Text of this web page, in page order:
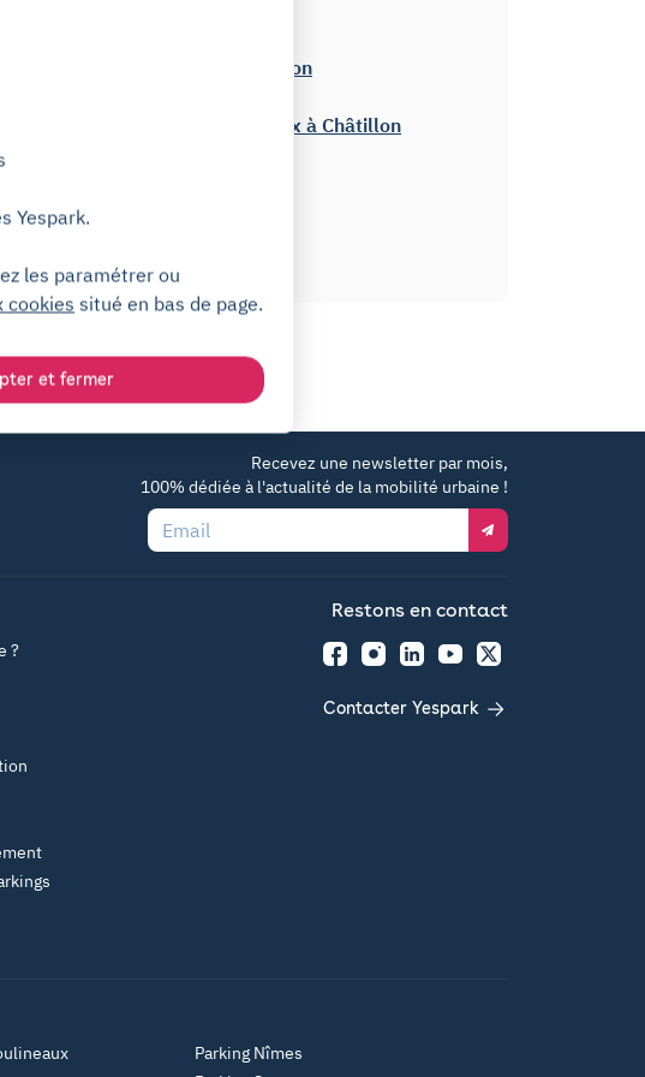
Monuments à Châtillon
Centres commerciaux à Châtillon
Recevez une newsletter par mois,
100% dédiée à l'actualité de la mobilité urbaine !
Email
?
Restons en contact
FacebookInstagramLinkedInYouTubeTwitter
Contacter Yespark
Parking Nîmes
Yespark.
les paramétrer ou
cookies situé en bas de page.
et fermer